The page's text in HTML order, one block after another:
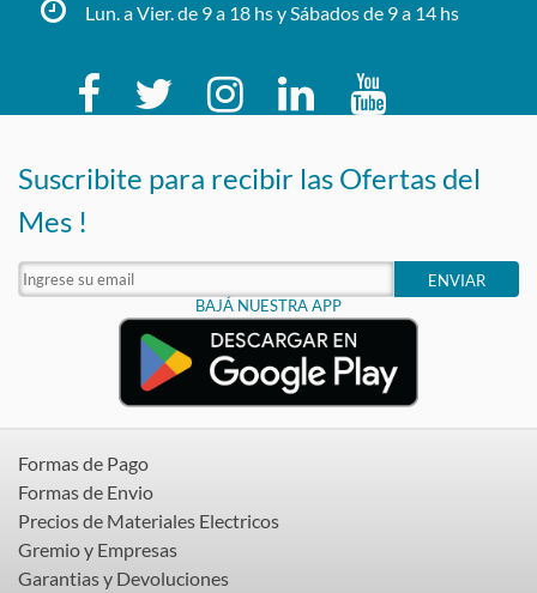
Lun. a Vier. de 9 a 18 hs y Sábados de 9 a 14 hs
Suscribite para recibir las Ofertas del
Mes !
ENVIAR
BAJÁ NUESTRA APP
Formas de Pago
Formas de Envio
Precios de Materiales Electricos
Gremio y Empresas
Garantias y Devoluciones